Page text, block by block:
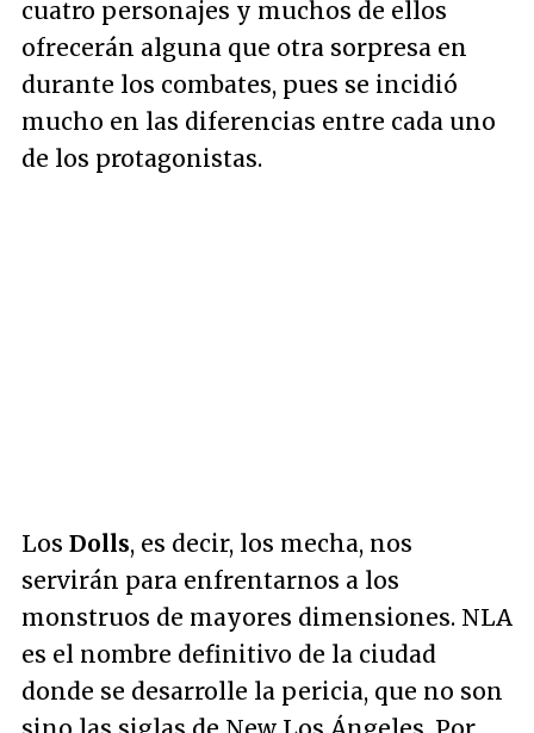
cuatro personajes y muchos de ellos
ofrecerán alguna que otra sorpresa en
durante los combates, pues se incidió
mucho en las diferencias entre cada uno
de los protagonistas.
Los Dolls, es decir, los mecha, nos
servirán para enfrentarnos a los
monstruos de mayores dimensiones. NLA
es el nombre definitivo de la ciudad
donde se desarrolle la pericia, que no son